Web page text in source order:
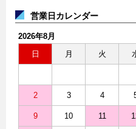
営業日カレンダー
2026年8月
日
月 火
2 3 4
9 10 11